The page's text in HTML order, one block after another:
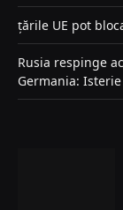
țările UE pot
Rusia respinge
Germania: